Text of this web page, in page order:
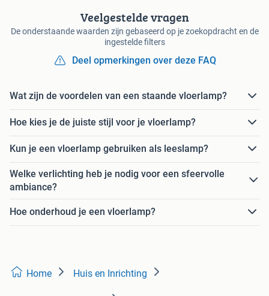
Veelgestelde vragen
De onderstaande waarden zijn gebaseerd op je zoekopdracht en de
ingestelde filters
Deel opmerkingen over deze FAQ
Wat zijn de voordelen van een staande vloerlamp?
Hoe kies je de juiste stijl voor je vloerlamp?
Kun je een vloerlamp gebruiken als leeslamp?
Welke verlichting heb je nodig voor een sfeervolle
ambiance?
Hoe onderhoud je een vloerlamp?
Home Huis en Inrichting